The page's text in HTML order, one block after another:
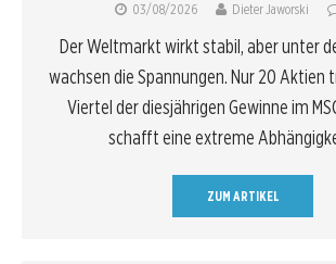
03/08/2026 Dieter Jaworski
Der Weltmarkt wirkt stabil, aber unter
wachsen die Spannungen. Nur 20 Aktien
Viertel der diesjährigen Gewinne im
schafft eine extreme
ZUM ARTIKEL